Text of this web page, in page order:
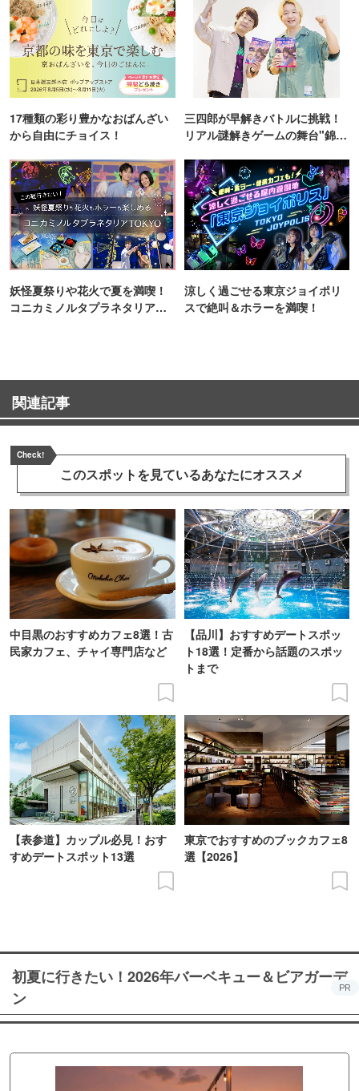
17種類の彩り豊かなおばんざい
から自由にチョイス！
三四郎が早解きバトルに挑戦！
リアル謎解きゲームの舞台"錦糸
妖怪夏祭りや花火で夏を満喫！
コニカミノルタプラネタリア
涼しく過ごせる東京ジョイポリ
スで絶叫＆ホラーを満喫！
関連記事
Check!
このスポットを見ているあなたにオススメ
中目黒のおすすめカフェ8選！古
民家カフェ、チャイ専門店など
【品川】おすすめデートスポッ
ト18選！定番から話題のスポッ
トまで
【表参道】カップル必見！おす
すめデートスポット13選
東京でおすすめのブックカフェ8
選【2026】
初夏に行きたい！2026年バーベキュー＆ビアガーデ
ン
PR